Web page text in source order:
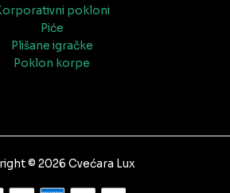
pokloni
Piće
Plišane igračke
Poklon korpe
© 2026 Cvećara Lux